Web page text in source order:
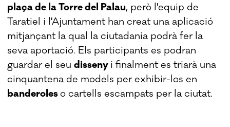
plaça de la Torre del Palau, però l'equip de
Taratiel i l'Ajuntament han creat una aplicació
mitjançant la qual la ciutadania podrà fer la
seva aportació. Els participants es podran
guardar el seudisseny i finalment es triarà una
cinquantena de models per exhibir-los en
banderoleso cartells escampats per la ciutat.